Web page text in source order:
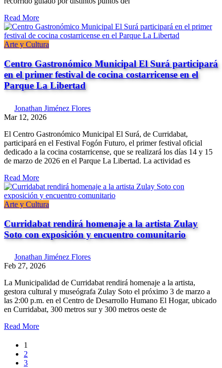
Read More
Arte y Cultura
Centro Gastronómico Municipal El Surá participará
en el primer festival de cocina costarricense en el
Parque La Libertad
Jonathan Jiménez Flores
Mar 12, 2026
El Centro Gastronómico Municipal El Surá, de Curridabat,
participará en el Festival Fogón Futuro, el primer festival oficial
dedicado a la cocina costarricense, que se realizará los días 14 y 15
de marzo de 2026 en el Parque La Libertad. La actividad es
Read More
Arte y Cultura
Curridabat rendirá homenaje a la artista Zulay
Soto con exposición y encuentro comunitario
Jonathan Jiménez Flores
Feb 27, 2026
La Municipalidad de Curridabat rendirá homenaje a la artista,
gestora cultural y museógrafa Zulay Soto el próximo 3 de marzo a
las 2:00 p.m. en el Centro de Desarrollo Humano El Hogar, ubicado
en Curridabat, 300 metros sur y 300 metros oeste de
Read More
1
2
3